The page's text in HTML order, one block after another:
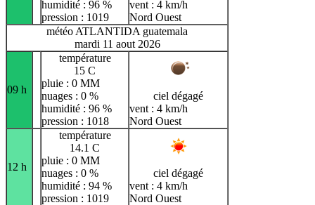
humidité : 96 %
pression : 1019
vent : 4 km/h
Nord Ouest
météo ATLANTIDA guatemala
mardi 11 aout 2026
09 h
température
15 C
pluie : 0 MM
nuages : 0 %
humidité : 96 %
pression : 1018
ciel dégagé
vent : 4 km/h
Nord Ouest
12 h
température
14.1 C
pluie : 0 MM
nuages : 0 %
humidité : 94 %
pression : 1019
ciel dégagé
vent : 4 km/h
Nord Ouest